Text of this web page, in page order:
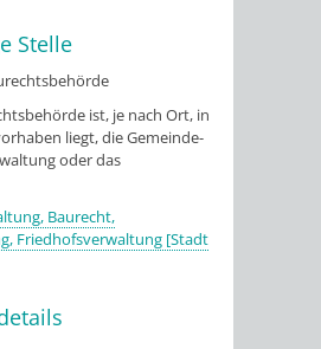
Stelle
ist, je nach Ort, in
liegt, die Gemeinde-
oder das
Baurecht,
Friedhofsverwaltung [Stadt